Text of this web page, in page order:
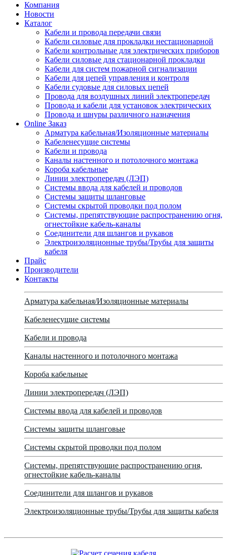
Компания
Новости
Каталог
Кабели и провода передачи связи
Кабели силовые для прокладки нестационарной
Кабели контрольные для электрических приборов
Кабели силовые для стационарной прокладки
Кабели для систем пожарной сигнализации
Кабели для цепей управления и контроля
Кабели судовые для силовых цепей
Провода для воздушных линий электропередач
Провода и кабели для установок электрических
Провода и шнуры различного назначения
Online Заказ
Арматура кабельная/Изоляционные материалы
Кабеленесущие системы
Кабели и провода
Каналы настенного и потолочного монтажа
Короба кабельные
Линии электропередач (ЛЭП)
Системы ввода для кабелей и проводов
Системы защиты шланговые
Системы скрытой проводки под полом
Системы, препятствующие распространению огня,
огнестойкие кабель-каналы
Соединители для шлангов и рукавов
Электроизоляционные трубы/Трубы для защиты
кабеля
Прайс
Производители
Контакты
Арматура кабельная/Изоляционные материалы
Кабеленесущие системы
Кабели и провода
Каналы настенного и потолочного монтажа
Короба кабельные
Линии электропередач (ЛЭП)
Системы ввода для кабелей и проводов
Системы защиты шланговые
Системы скрытой проводки под полом
Системы, препятствующие распространению огня,
огнестойкие кабель-каналы
Соединители для шлангов и рукавов
Электроизоляционные трубы/Трубы для защиты кабеля